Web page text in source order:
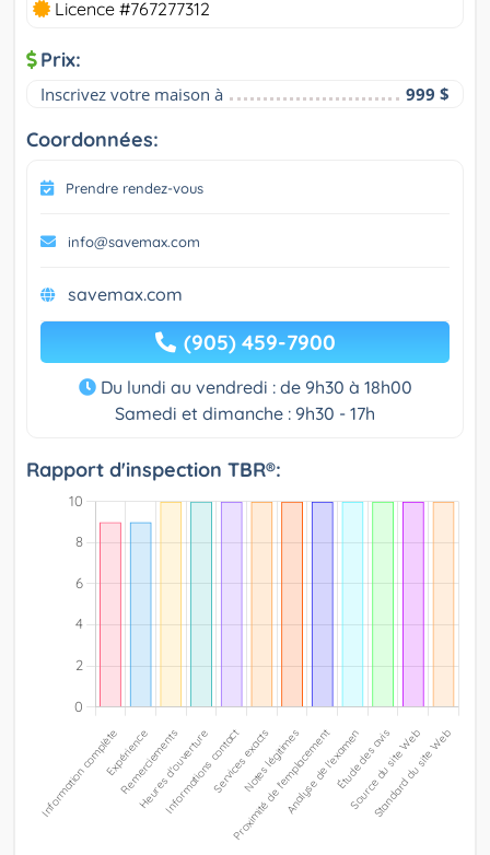
Licence #767277312
Prix:
Inscrivez votre maison à 999 $
Coordonnées:
Prendre rendez-vous
info@savemax.com
savemax.com
(905) 459-7900
Du lundi au vendredi : de 9h30 à 18h00
Samedi et dimanche : 9h30 - 17h
Rapport d'inspection TBR®: